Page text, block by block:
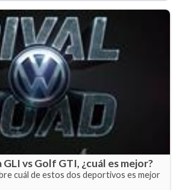
vs Golf GTI, ¿cuál es mejor?
cuál de estos dos deportivos es mejor